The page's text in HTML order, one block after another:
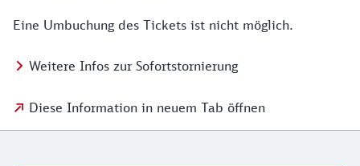
Eine Umbuchung des Tickets ist nicht möglich.
Weitere Infos zur Sofortstornierung
Diese Information in neuem Tab öffnen